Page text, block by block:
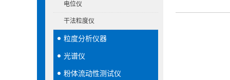
电位仪
干法粒度仪
粒度分析仪器
光谱仪
粉体流动性测试仪